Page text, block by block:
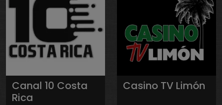
Canal 10 Costa
Rica
Casino TV Limón